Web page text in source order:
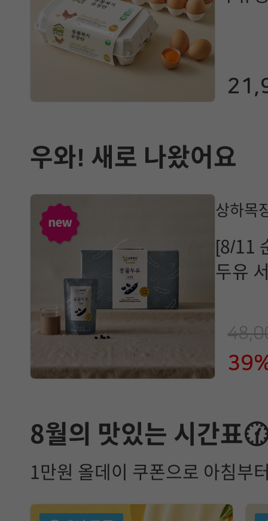
우와! 새로 나왔어요
상하목
[8/11
두유
8월의 맛있는 시간표
1만원 올데이 쿠폰으로 아침부